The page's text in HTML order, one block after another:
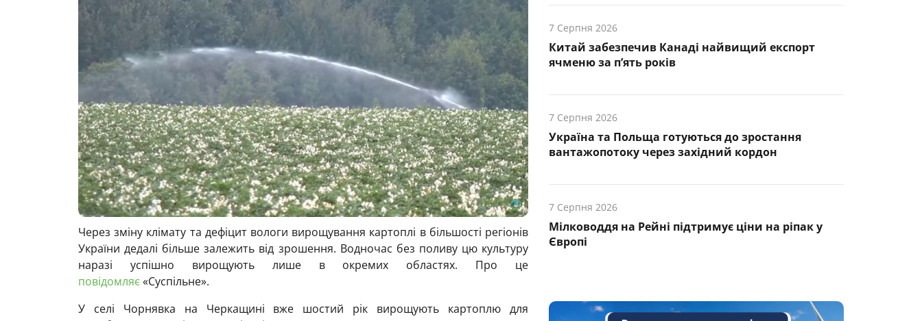
Через зміну клімату та дефіцит вологи вирощування картоплі в більшості регіонів
України дедалі більше залежить від зрошення. Водночас без поливу цю культуру
наразі успішно вирощують лише в окремих областях. Про це
повідомляє«Суспільне».
У селі Чорнявка на Черкащині вже шостий рік вирощують картоплю для
7 Серпня 2026
Китай забезпечив Канаді найвищий експорт
ячменю за п’ять років
7 Серпня 2026
Україна та Польща готуються до зростання
вантажопотоку через західний кордон
7 Серпня 2026
Мілководдя на Рейні підтримує ціни на ріпак у
Європі